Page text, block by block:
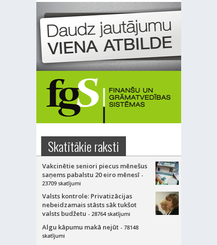
Skatītākie raksti
Vakcinētie seniori piecus mēnešus
saņems pabalstu 20 eiro mēnesī -
23709 skatījumi
Valsts kontrole: Privatizācijas
nebeidzamais stāsts sāk tukšot
valsts budžetu - 28764 skatījumi
Algu kāpumu makā nejūt - 78148
skatījumi